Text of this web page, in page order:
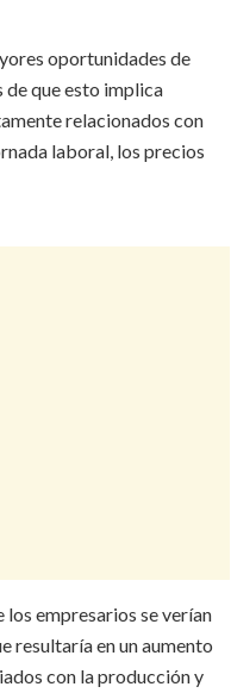
oportunidades de
de que esto implica
relacionados con
laboral, los precios
empresarios se verían
resultaría en un aumento
con la producción y